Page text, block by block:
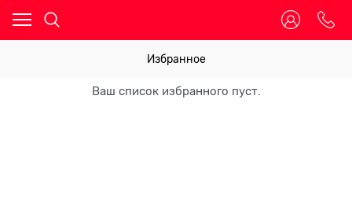
Избранное
Ваш список избранного пуст.